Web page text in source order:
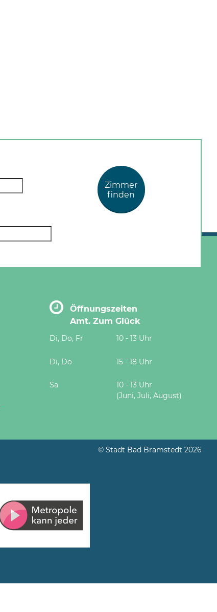
Zimmer
finden
Öffnungszeiten
Amt. Zum Glück
Di, Do, Fr 10 - 13 Uhr
Di, Do 15 - 18 Uhr
Sa
10 - 13 Uhr
(Juni, Juli, August)
© Stadt Bad Bramstedt 2026